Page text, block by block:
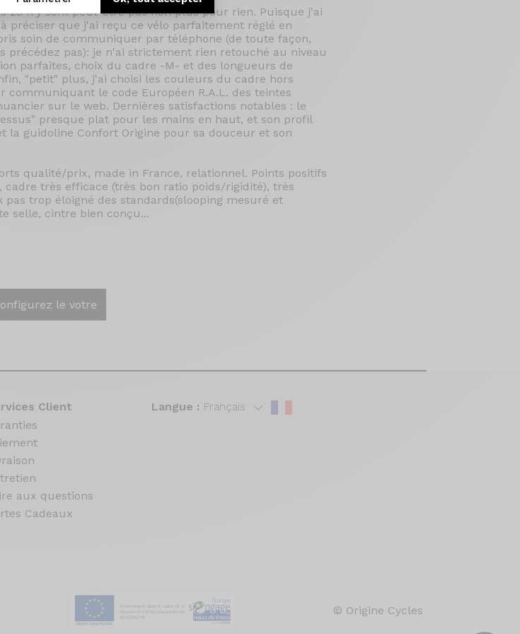
23 n'y sont peut-être pas non plus pour rien. Puisque j'ai
préciser que j'ai reçu ce vélo parfaitement réglé en
soin de communiquer par téléphone (de toute façon,
précédez pas): je n'ai strictement rien retouché au niveau
parfaites, choix du cadre -M- et des longueurs de
"petit" plus, j'ai choisi les couleurs du cadre hors
le code Européen R.A.L. des teintes
sur le web. Dernières satisfactions notables : le
presque plat pour les mains en haut, et son profil
la guidoline Confort Origine pour sa douceur et son
qualité/prix, made in France, relationnel. Points positifs
très efficace (très bon ratio poids/rigidité), très
trop éloigné des standards(slooping mesuré et
selle, cintre bien conçu...
le votre
Client
aux questions
Cadeaux
Langue : Français
© Origine Cycles